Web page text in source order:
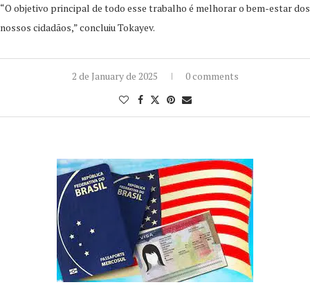
“O objetivo principal de todo esse trabalho é melhorar o bem-estar dos
nossos cidadãos,” concluiu Tokayev.
2 de January de 2025 0 comments